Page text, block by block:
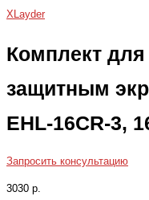
XLayder
Комплект для
защитным
EHL-16CR-3,
Запросить консультацию
3030 р.